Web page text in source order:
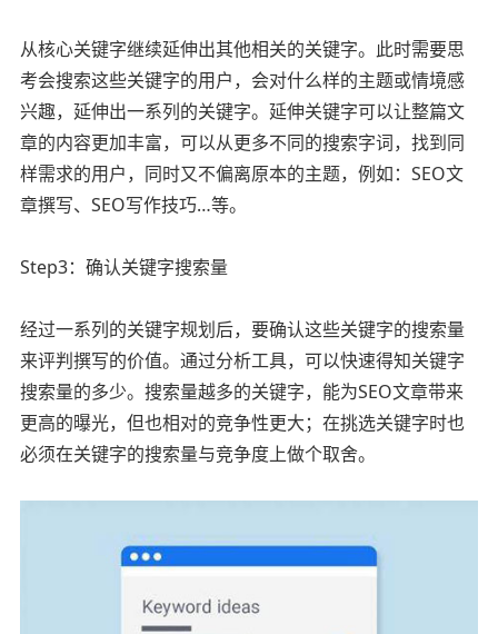
从核心关键字继续延伸出其他相关的关键字。此时需要思
考会搜索这些关键字的用户，会对什么样的主题或情境感
兴趣，延伸出一系列的关键字。延伸关键字可以让整篇文
章的内容更加丰富，可以从更多不同的搜索字词，找到同
样需求的用户，同时又不偏离原本的主题，例如：SEO文
章撰写、SEO写作技巧…等。
Step3：确认关键字搜索量
经过一系列的关键字规划后，要确认这些关键字的搜索量
来评判撰写的价值。通过分析工具，可以快速得知关键字
搜索量的多少。搜索量越多的关键字，能为SEO文章带来
更高的曝光，但也相对的竞争性更大；在挑选关键字时也
必须在关键字的搜索量与竞争度上做个取舍。